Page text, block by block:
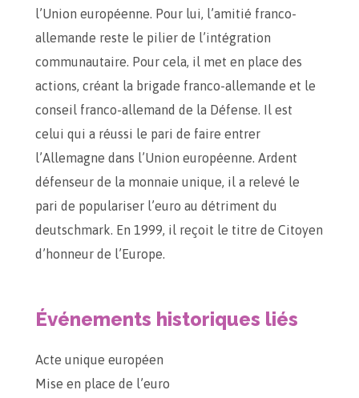
l’Union européenne. Pour lui, l’amitié franco-
allemande reste le pilier de l’intégration
communautaire. Pour cela, il met en place des
actions, créant la brigade franco-allemande et le
conseil franco-allemand de la Défense. Il est
celui qui a réussi le pari de faire entrer
l’Allemagne dans l’Union européenne. Ardent
défenseur de la monnaie unique, il a relevé le
pari de populariser l’euro au détriment du
deutschmark. En 1999, il reçoit le titre de Citoyen
d’honneur de l’Europe.
Événements historiques liés
Acte unique européen
Mise en place de l’euro